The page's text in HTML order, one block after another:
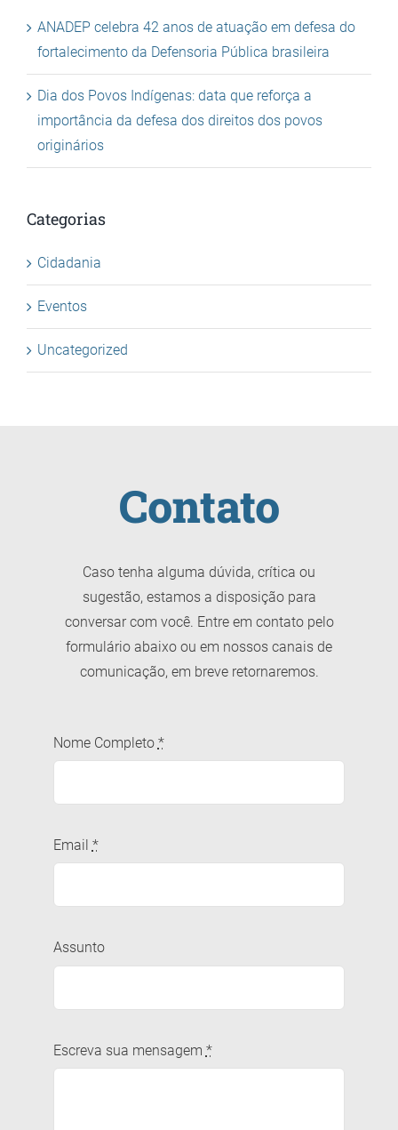
ANADEP celebra 42 anos de atuação em defesa do
fortalecimento da Defensoria Pública brasileira
Dia dos Povos Indígenas: data que reforça a
importância da defesa dos direitos dos povos
originários
Categorias
Cidadania
Eventos
Uncategorized
Contato
Caso tenha alguma dúvida, crítica ou
sugestão, estamos a disposição para
conversar com você. Entre em contato pelo
formulário abaixo ou em nossos canais de
comunicação, em breve retornaremos.
Nome Completo *
Email *
Assunto
Escreva sua mensagem *